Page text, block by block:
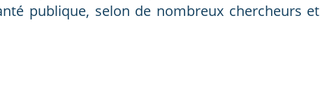
publique, selon de nombreux chercheurs et